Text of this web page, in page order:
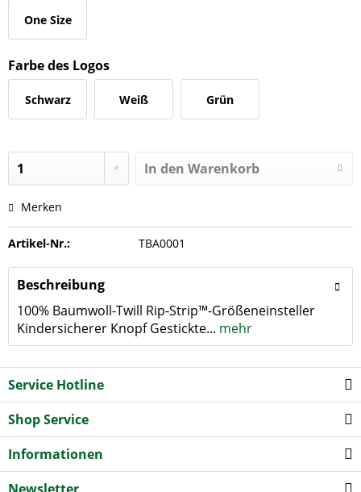
One Size
Farbe des Logos
Schwarz Weiß Grün
In den Warenkorb
Merken
Artikel-Nr.: TBA0001
Beschreibung
100% Baumwoll-Twill Rip-Strip™-Größeneinsteller
Kindersicherer Knopf Gestickte... mehr
Service Hotline
Shop Service
Informationen